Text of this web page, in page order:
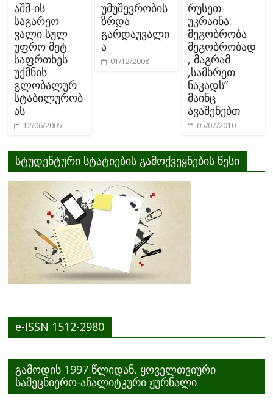
აშშ-ის
საგარეო
ვალი სულ
უფრო მეტ
საფრთხეს
უქმნის
გლობალურ
სტაბილურობ
ას
12/06/2005
უმუშევრობის
ზრდა
გარდაუვალი
ა
01/12/2008
რუსეთ-
უკრაინა:
მეგობრობა
მეგობრობად
, მაგრამ
,სამხრეთ
ნაკადს”
მაინც
ავაშენებთ
05/07/2010
სტუდენტური სტატიების გამოქვეყნების წესი
e-ISSN 1512-2980
გამოდის 1997 წლიდან, ყოველთვიური
სამეცნიერო-ანალიტკური ჟურნალი